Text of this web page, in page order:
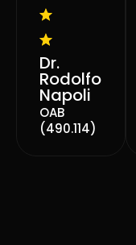
Dr.
Rodolfo
Napoli
OAB
(490.114)